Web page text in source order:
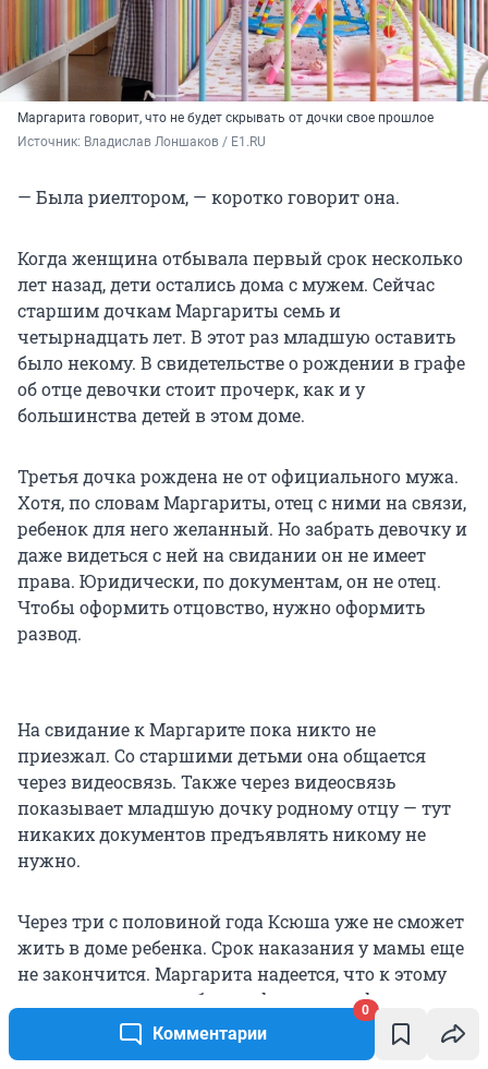
Комментарии
0
Маргарита говорит, что не будет скрывать от дочки свое прошлое
Источник: Владислав Лоншаков / E1.RU
— Была риелтором, — коротко говорит она.
Когда женщина отбывала первый срок несколько
лет назад, дети остались дома с мужем. Сейчас
старшим дочкам Маргариты семь и
четырнадцать лет. В этот раз младшую оставить
было некому. В свидетельстве о рождении в графе
об отце девочки стоит прочерк, как и у
большинства детей в этом доме.
Третья дочка рождена не от официального мужа.
Хотя, по словам Маргариты, отец с ними на связи,
ребенок для него желанный. Но забрать девочку и
даже видеться с ней на свидании он не имеет
права. Юридически, по документам, он не отец.
Чтобы оформить отцовство, нужно оформить
развод.
На свидание к Маргарите пока никто не
приезжал. Со старшими детьми она общается
через видеосвязь. Также через видеосвязь
показывает младшую дочку родному отцу — тут
никаких документов предъявлять никому не
нужно.
Через три с половиной года Ксюша уже не сможет
жить в доме ребенка. Срок наказания у мамы еще
не закончится. Маргарита надеется, что к этому
времени отцовство будет оформлено официально,
дочка не попадет в детский дом и будет ждать ее
на свободе вместе с папой.